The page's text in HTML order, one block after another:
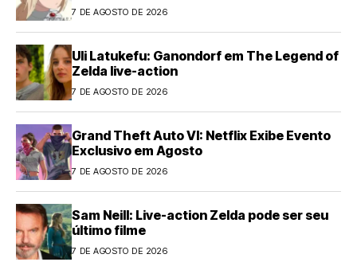
7 DE AGOSTO DE 2026
Uli Latukefu: Ganondorf em The Legend of
Zelda live-action
7 DE AGOSTO DE 2026
Grand Theft Auto VI: Netflix Exibe Evento
Exclusivo em Agosto
7 DE AGOSTO DE 2026
Sam Neill: Live-action Zelda pode ser seu
último filme
7 DE AGOSTO DE 2026